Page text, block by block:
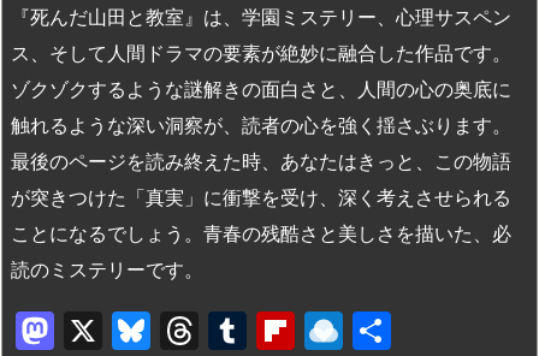
『死んだ山田と教室』は、学園ミステリー、心理サスペン
ス、そして人間ドラマの要素が絶妙に融合した作品です。
ゾクゾクするような謎解きの面白さと、人間の心の奥底に
触れるような深い洞察が、読者の心を強く揺さぶります。
最後のページを読み終えた時、あなたはきっと、この物語
が突きつけた「真実」に衝撃を受け、深く考えさせられる
ことになるでしょう。青春の残酷さと美しさを描いた、必
読のミステリーです。
M X
Bl
T
T
Fl R